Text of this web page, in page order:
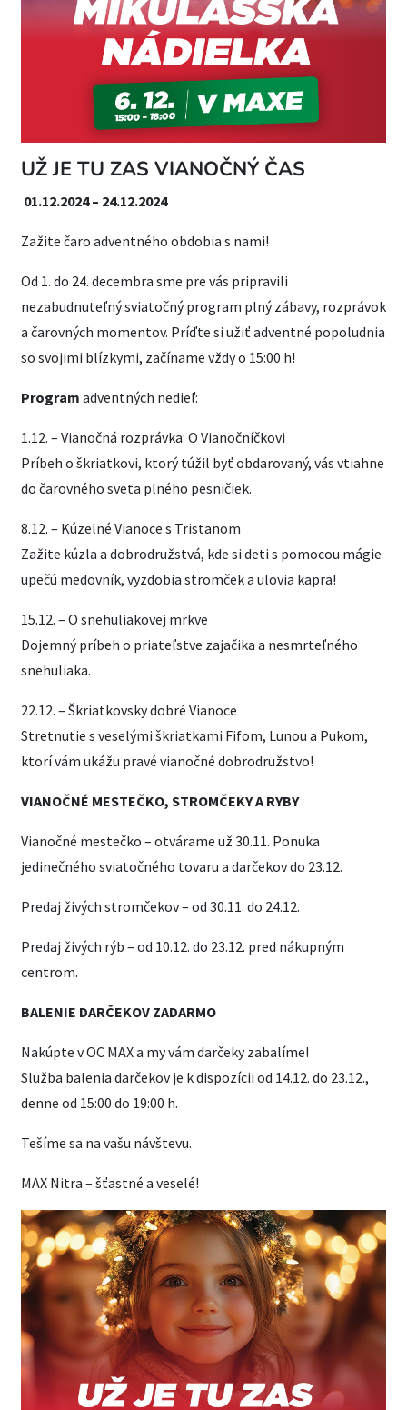
UŽ JE TU ZAS VIANOČNÝ ČAS
01.12.2024 – 24.12.2024
Zažite čaro adventného obdobia s nami!
Od 1. do 24. decembra sme pre vás pripravili
nezabudnuteľný sviatočný program plný zábavy, rozprávok
a čarovných momentov. Príďte si užiť adventné popoludnia
so svojimi blízkymi, začíname vždy o 15:00 h!
Program adventných nedieľ:
1.12. – Vianočná rozprávka: O Vianočníčkovi
Príbeh o škriatkovi, ktorý túžil byť obdarovaný, vás vtiahne
do čarovného sveta plného pesničiek.
8.12. – Kúzelné Vianoce s Tristanom
Zažite kúzla a dobrodružstvá, kde si deti s pomocou mágie
upečú medovník, vyzdobia stromček a ulovia kapra!
15.12. – O snehuliakovej mrkve
Dojemný príbeh o priateľstve zajačika a nesmrteľného
snehuliaka.
22.12. – Škriatkovsky dobré Vianoce
Stretnutie s veselými škriatkami Fifom, Lunou a Pukom,
ktorí vám ukážu pravé vianočné dobrodružstvo!
VIANOČNÉ MESTEČKO, STROMČEKY A RYBY
Vianočné mestečko – otvárame už 30.11. Ponuka
jedinečného sviatočného tovaru a darčekov do 23.12.
Predaj živých stromčekov – od 30.11. do 24.12.
Predaj živých rýb – od 10.12. do 23.12. pred nákupným
centrom.
BALENIE DARČEKOV ZADARMO
Nakúpte v OC MAX a my vám darčeky zabalíme!
Služba balenia darčekov je k dispozícii od 14.12. do 23.12.,
denne od 15:00 do 19:00 h.
Tešíme sa na vašu návštevu.
MAX Nitra – šťastné a veselé!